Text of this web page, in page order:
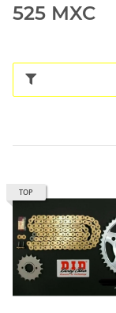
525 MXC
TOP